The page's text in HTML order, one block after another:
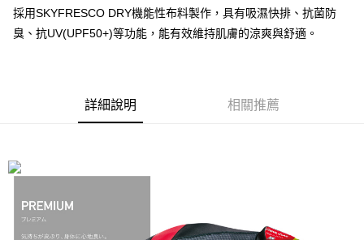
權轉讓予恩沛科技股份有限公司。
２．關於個人資料處理事宜，請瀏覽以下網址：
https://aftee.tw/terms/#terms3
時審查核予不同之上限額度；若仍有額度不足之情形，本公司將視審查結果
請求用戶進行身份認證。
離島宅配（澎湖、金門、馬祖、小琉球、綠島、蘭嶼）
每筆NT$450
採用SKYFRESCO DRY機能性布料製作，具有吸濕快排、抗菌防
臭、抗UV(UPF50+)等功能，能有效維持肌膚的涼爽與舒適。
詳細說明 相關推薦